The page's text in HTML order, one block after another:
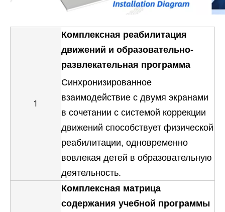
1
Комплексная реабилитация
движений и образовательно-
развлекательная программа
Синхронизированное
взаимодействие с двумя экранами
в сочетании с системой коррекции
движений способствует физической
реабилитации, одновременно
вовлекая детей в образовательную
деятельность.
Комплексная матрица
содержания учебной программы